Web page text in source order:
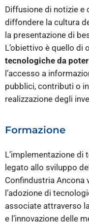
Diffusione di notizie e
diffondere la cultura
la presentazione di
L’obiettivo è quello di
tecnologiche da
l’accesso a
pubblici, contributi o
realizzazione degli
Formazione
L’implementazione
legato allo sviluppo
Confindustria Ancona
l’adozione di
associate attraverso
e l’innovazione delle